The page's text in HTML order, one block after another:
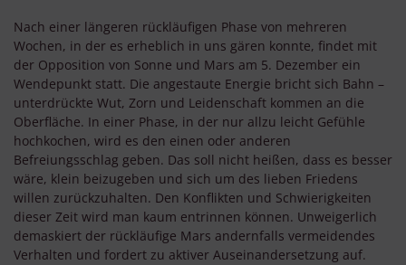
Nach einer längeren rückläufigen Phase von mehreren
Wochen, in der es erheblich in uns gären konnte, findet mit
der Opposition von Sonne und Mars am 5. Dezember ein
Wendepunkt statt. Die angestaute Energie bricht sich Bahn –
unterdrückte Wut, Zorn und Leidenschaft kommen an die
Oberfläche. In einer Phase, in der nur allzu leicht Gefühle
hochkochen, wird es den einen oder anderen
Befreiungsschlag geben. Das soll nicht heißen, dass es besser
wäre, klein beizugeben und sich um des lieben Friedens
willen zurückzuhalten. Den Konflikten und Schwierigkeiten
dieser Zeit wird man kaum entrinnen können. Unweigerlich
demaskiert der rückläufige Mars andernfalls vermeidendes
Verhalten und fordert zu aktiver Auseinandersetzung auf.